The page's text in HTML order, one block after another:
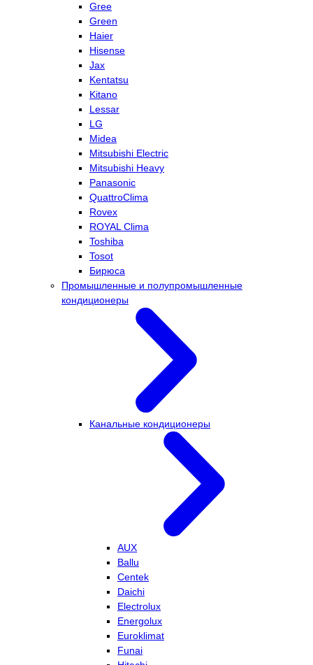
Gree
Green
Haier
Hisense
Jax
Kentatsu
Kitano
Lessar
LG
Midea
Mitsubishi Electric
Mitsubishi Heavy
Panasonic
QuattroClima
Rovex
ROYAL Clima
Toshiba
Tosot
Бирюса
Промышленные и полупромышленные
кондиционеры
Канальные кондиционеры
AUX
Ballu
Centek
Daichi
Electrolux
Energolux
Euroklimat
Funai